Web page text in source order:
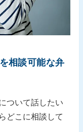
相談可能な弁
ついて話したい
どこに相談して